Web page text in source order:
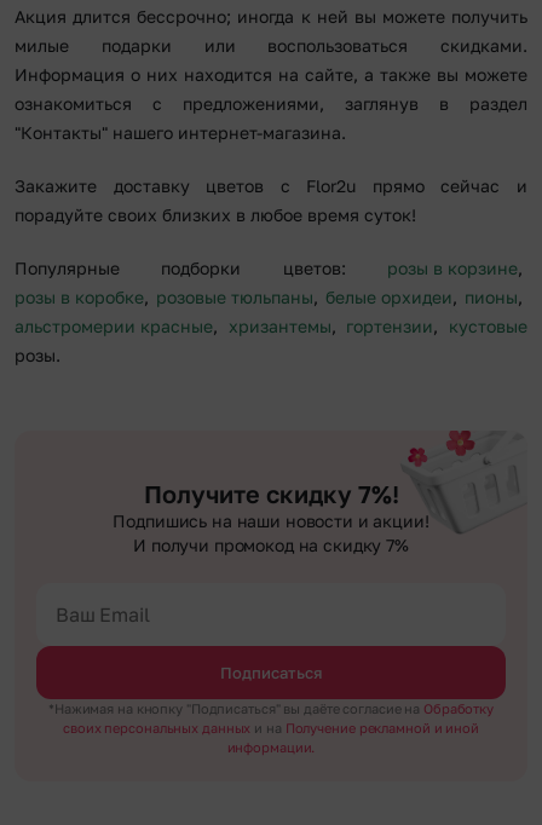
Акция длится бессрочно; иногда к ней вы можете получить
милые подарки или воспользоваться скидками.
Информация о них находится на сайте, а также вы можете
ознакомиться с предложениями, заглянув в раздел
"Контакты" нашего интернет-магазина.
Закажите доставку цветов с Flor2u прямо сейчас и
порадуйте своих близких в любое время суток!
Популярные подборки цветов: розы в корзине,
розы в коробке, розовые тюльпаны, белые орхидеи, пионы,
альстромерии красные, хризантемы, гортензии, кустовые
розы.
Получите скидку 7%!
Подпишись на наши новости и акции!
И получи промокод на скидку 7%
Подписаться
*Нажимая на кнопку "Подписаться" вы даёте согласие на Обработку
своих персональных данных и на Получение рекламной и иной
информации.